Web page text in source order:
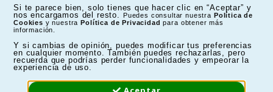
Si te parece bien, solo tienes que hacer clic en “Aceptar” y
nos encargamos del resto.
Puedes consultar nuestra Política de
Cookies y nuestra Política de Privacidad para obtener más
información.
Y si cambias de opinión, puedes modificar tus preferencias
en cualquier momento. También puedes rechazarlas, pero
recuerda que podrías perder funcionalidades y empeorar la
experiencia de uso.